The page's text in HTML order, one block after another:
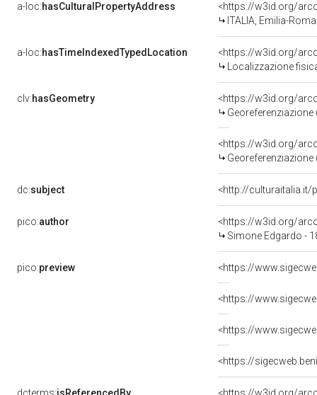
a-loc:hasCulturalPropertyAddress
<https://w3id.org/
ITALIA, Emilia-
a-loc:hasTimeIndexedTypedLocation
<https://w3id.org/
Localizzazione
clv:hasGeometry
<https://w3id.org/
Georeferenziazione
<https://w3id.org/
dc:subject <http://culturaitalia.it/
pico:author
<https://w3id.org/
Simone Edgardo -
pico:preview